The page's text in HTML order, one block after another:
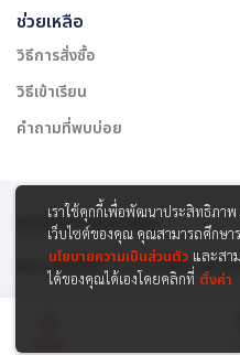
ช่วยเหลือ
วิธีการสั่งซื้อ
วิธีเข้าเรียน
คำถามที่พบบ่อย
สงวนลิขสิทธิ์ © 2565 บริษัท สยาม
รองรับการชำระเงิน:
เราใช้คุกกี้เพื่อพัฒนาประสิทธิภา
เว็บไซต์ของคุณ คุณสามารถศึกษา
นโยบายความเป็นส่วนตัว และสา
ได้ของคุณได้เองโดยคลิกที่ ตั้งค่า